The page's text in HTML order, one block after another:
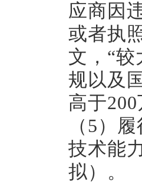
应商因
或者执
文，“
规以及
高于
（ 5）
技术能
拟）。